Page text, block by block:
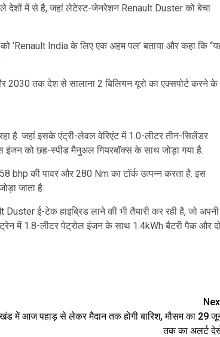
देशों में से है, जहां लेटेस्ट-जेनरेशन Renault Duster को बेचा
‘Renault India के लिए एक अहम पल’ बताया और कहा कि
2030 तक देश से सालाना 2 बिलियन यूरो का एक्सपोर्ट करने के
है. जहां इसके एंट्री-लेवल वेरिएंट में 1.0-लीटर तीन-सिलेंडर
इंजन को छह-स्पीड मैनुअल गियरबॉक्स के साथ जोड़ा गया है.
bhp की पावर और 280 Nm का टॉर्क उत्पन्न करता है. इस
जाता है.
ई-टेक हाइब्रिड लाने की भी तैयारी कर रही है, जो अपनी
में 1.8-लीटर पेट्रोल इंजन के साथ 1.4kWh बैटरी पैक और
में आज पहाड़ से लेकर मैदान तक होगी बारिश, मौसम का 29
तक का अलर्ट